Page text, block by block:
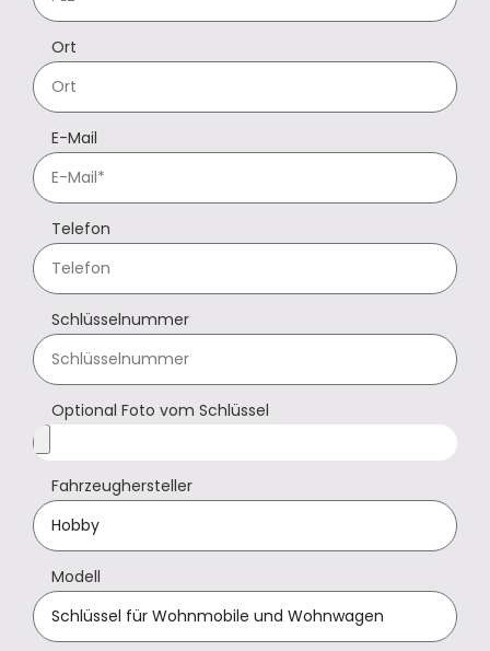
Ort
E-Mail
Telefon
Schlüsselnummer
Optional Foto vom Schlüssel
Fahrzeughersteller
Modell